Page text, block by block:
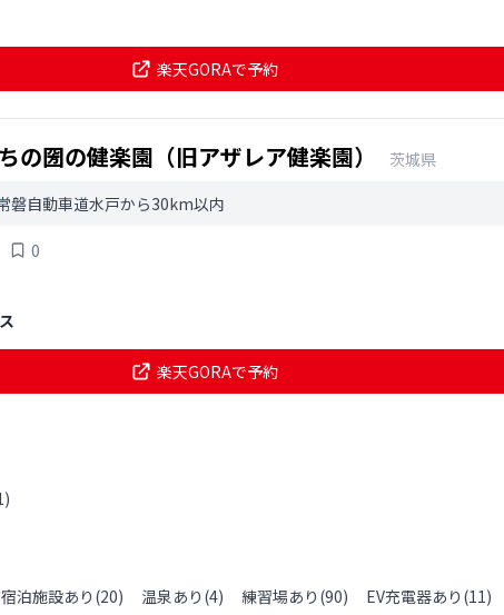
楽天GORAで予約
の圀の健楽園（旧アザレア健楽園）
茨城県
磐自動車道水戸から30km以内
0
楽天GORAで予約
)
宿泊施設あり (20) 温泉あり (4) 練習場あり (90) EV充電器あり (11)